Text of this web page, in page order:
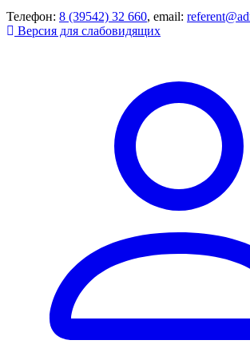
Телефон: 8 (39542) 32 660, email:
Версия для слабовидящих